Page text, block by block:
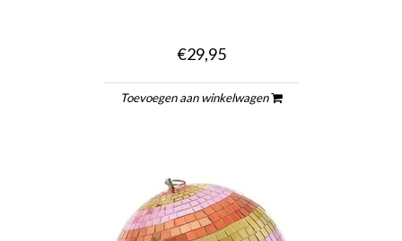
€29,95
Toevoegen aan winkelwagen